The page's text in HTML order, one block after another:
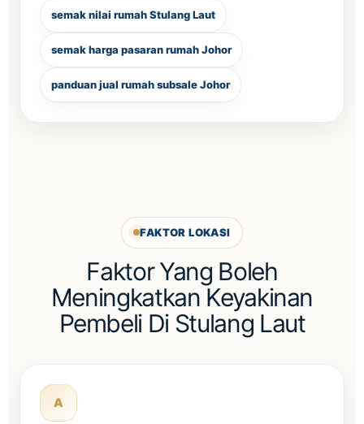
semak nilai rumah Stulang Laut
semak harga pasaran rumah Johor
panduan jual rumah subsale Johor
FAKTOR LOKASI
Faktor Yang Boleh
Meningkatkan Keyakinan
Pembeli Di Stulang Laut
A